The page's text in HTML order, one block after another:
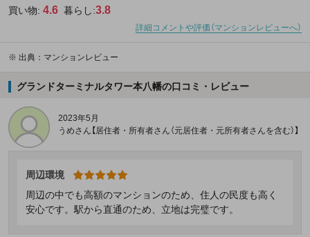
買い物: 4.6 暮らし:3.8
詳細コメントや評価（マンションレビューへ）
※ 出典：マンションレビュー
グランドターミナルタワー本八幡の口コミ・レビュー
2023年5月
うめさん【居住者・所有者さん（元居住者・元所有者さんを含む）】
周辺環境
周辺の中でも高額のマンションのため、住人の民度も高く
安心です。駅から直通のため、立地は完璧です。